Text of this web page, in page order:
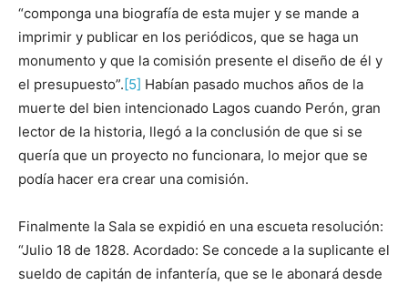
“componga una biografía de esta mujer y se mande a
imprimir y publicar en los periódicos, que se haga un
monumento y que la comisión presente el diseño de él y
el presupuesto”. [5] Habían pasado muchos años de la
muerte del bien intencionado Lagos cuando Perón, gran
lector de la historia, llegó a la conclusión de que si se
quería que un proyecto no funcionara, lo mejor que se
podía hacer era crear una comisión.
Finalmente la Sala se expidió en una escueta resolución:
“Julio 18 de 1828. Acordado: Se concede a la suplicante el
sueldo de capitán de infantería, que se le abonará desde